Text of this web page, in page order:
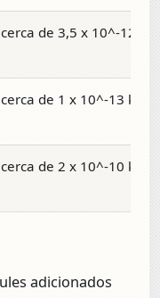
cerca de 3,5 x 10^-12 kg
cerca de 1 x 10^-13 kg
cerca de 2 x 10^-10 kg
adicionados